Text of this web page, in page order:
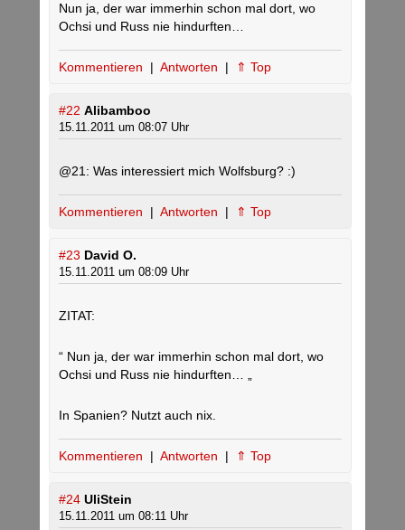
Nun ja, der war immerhin schon mal dort, wo
Ochsi und Russ nie hindurften…
Kommentieren | Antworten | ⇑ Top
#22 Alibamboo
15.11.2011 um 08:07 Uhr
@21: Was interessiert mich Wolfsburg? :)
Kommentieren | Antworten | ⇑ Top
#23 David O.
15.11.2011 um 08:09 Uhr
ZITAT:
“ Nun ja, der war immerhin schon mal dort, wo
Ochsi und Russ nie hindurften… „
In Spanien? Nutzt auch nix.
Kommentieren | Antworten | ⇑ Top
#24 UliStein
15.11.2011 um 08:11 Uhr